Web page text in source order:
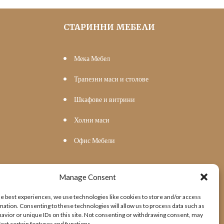
Manage Consent
best experiences, we use technologies like cookies to store and/or access
Consenting to these technologies will allow us to process data such as
or unique IDs on this site. Not consenting or withdrawing consent, may
СТАРИННИ МЕБЕЛИ
Мека Мебел
Трапезни маси и столове
Шкафове и витрини
Холни маси
Офис Мебели